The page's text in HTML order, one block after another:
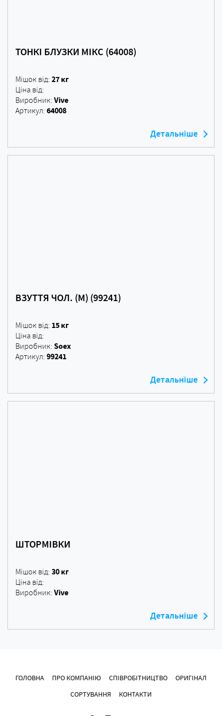
ТОНКІ БЛУЗКИ МІКС (64008)
Мішок від: 27 кг
Ціна від:
Виробник: Vive
Артикул: 64008
Детальніше
ВЗУТТЯ ЧОЛ. (M) (99241)
Мішок від: 15 кг
Ціна від:
Виробник: Soex
Артикул: 99241
Детальніше
ШТОРМІВКИ
Мішок від: 30 кг
Ціна від:
Виробник: Vive
Детальніше
ГОЛОВНА ПРО КОМПАНІЮ СПІВРОБІТНИЦТВО
ОРИГІНАЛ
СОРТУВАННЯ
КОНТАКТИ